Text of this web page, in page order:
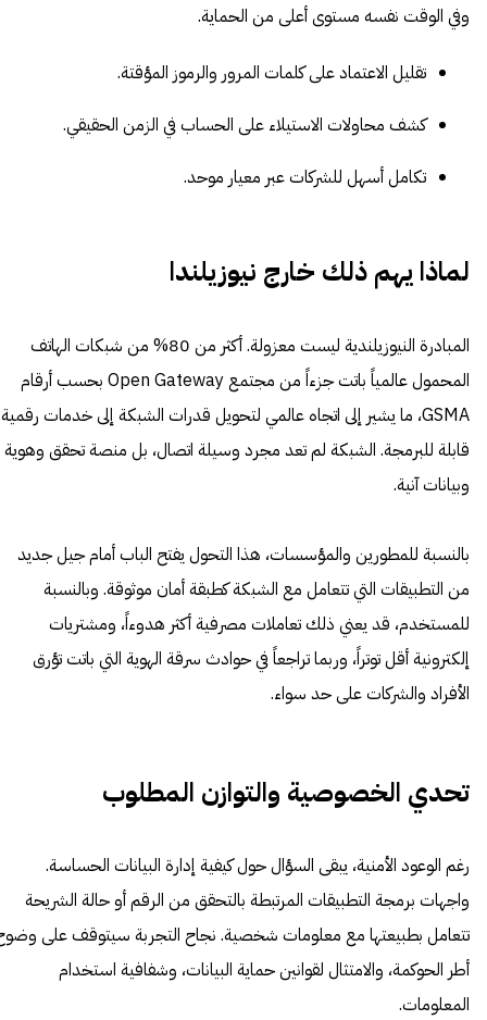
وفي الوقت نفسه مستوى أعلى من الحماية.
تقليل الاعتماد على كلمات المرور والرموز المؤقتة.
كشف محاولات الاستيلاء على الحساب في الزمن الحقيقي.
تكامل أسهل للشركات عبر معيار موحد.
لماذا يهم ذلك خارج نيوزيلندا
المبادرة النيوزيلندية ليست معزولة. أكثر من 80% من شبكات الهاتف
المحمول عالمياً باتت جزءاً من مجتمع Open Gateway بحسب أرقام
GSMA، ما يشير إلى اتجاه عالمي لتحويل قدرات الشبكة إلى خدمات رقمية
قابلة للبرمجة. الشبكة لم تعد مجرد وسيلة اتصال، بل منصة تحقق وهوية
وبيانات آنية.
بالنسبة للمطورين والمؤسسات، هذا التحول يفتح الباب أمام جيل جديد
من التطبيقات التي تتعامل مع الشبكة كطبقة أمان موثوقة. وبالنسبة
للمستخدم، قد يعني ذلك تعاملات مصرفية أكثر هدوءاً، ومشتريات
إلكترونية أقل توتراً، وربما تراجعاً في حوادث سرقة الهوية التي باتت تؤرق
الأفراد والشركات على حد سواء.
تحدي الخصوصية والتوازن المطلوب
رغم الوعود الأمنية، يبقى السؤال حول كيفية إدارة البيانات الحساسة.
واجهات برمجة التطبيقات المرتبطة بالتحقق من الرقم أو حالة الشريحة
تتعامل بطبيعتها مع معلومات شخصية. نجاح التجربة سيتوقف على
أطر الحوكمة، والامتثال لقوانين حماية البيانات، وشفافية استخدام
المعلومات.